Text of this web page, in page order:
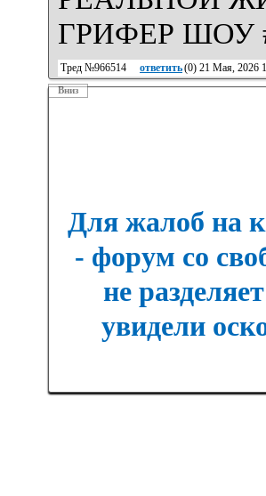
ГРИФЕР ШОУ
Тред №966514 ответить(0) 21 Мая, 2026
Вниз
Для жалоб на
- форум со
не
увидели